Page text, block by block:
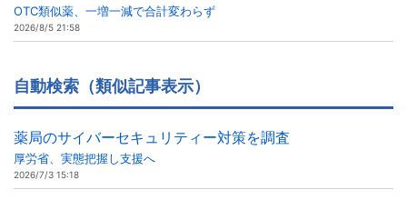
OTC類似薬、一増一減で合計変わらず
2026/8/5 21:58
自動検索（類似記事表示）
薬局のサイバーセキュリティー対策を調査
厚労省、実態把握し支援へ
2026/7/3 15:18